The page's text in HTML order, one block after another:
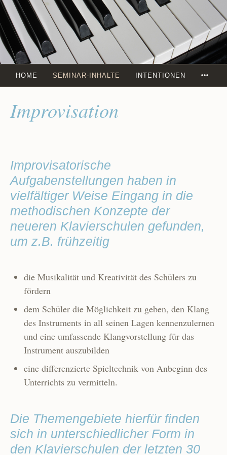
Zum
Inhalt
springen
HOME SEMINAR-INHALTE INTENTIONEN
Improvisation
Improvisatorische
Aufgabenstellungen haben in
vielfältiger Weise Eingang in die
methodischen Konzepte der
neueren Klavierschulen gefunden,
um z.B. frühzeitig
die Musikalität und Kreativität des Schülers zu
fördern
dem Schüler die Möglichkeit zu geben, den Klang
des Instruments in all seinen Lagen kennenzulernen
und eine umfassende Klangvorstellung für das
Instrument auszubilden
eine differenzierte Spieltechnik von Anbeginn des
Unterrichts zu vermitteln.
Die Themengebiete hierfür finden
sich in unterschiedlicher Form in
den Klavierschulen der letzten 30